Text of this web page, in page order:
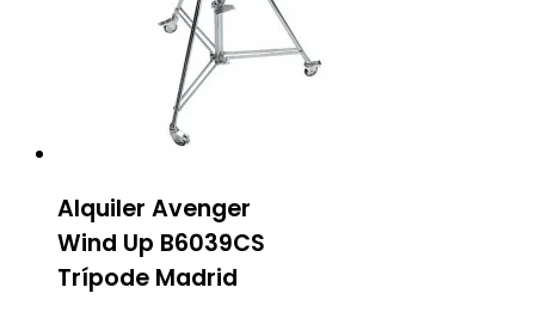
Alquiler Avenger
Wind Up B6039CS
Trípode Madrid